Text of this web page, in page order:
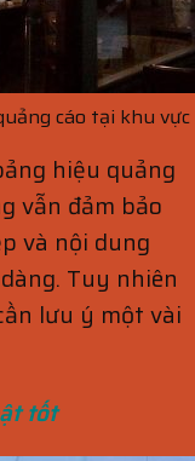
cáo tại khu
hiệu quảng
vẫn đảm bảo
và nội dung
Tuy nhiên
lưu ý một vài
tốt